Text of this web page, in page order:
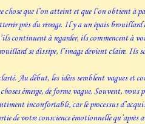
chose que l’on atteint et que l’on obtient à
près du rivage. Il y a un épais brouillard
continuent à regarder, ils commencent à
se dissipe, l’image devient claire. Ils
Au début, les idées semblent vagues et
émerge, de forme vague. Souvent,
inconfortable, car le processus
de votre conscience émotionnelle qu’après